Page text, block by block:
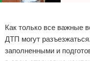
Как только все важные
ДТП могут
заполненными и